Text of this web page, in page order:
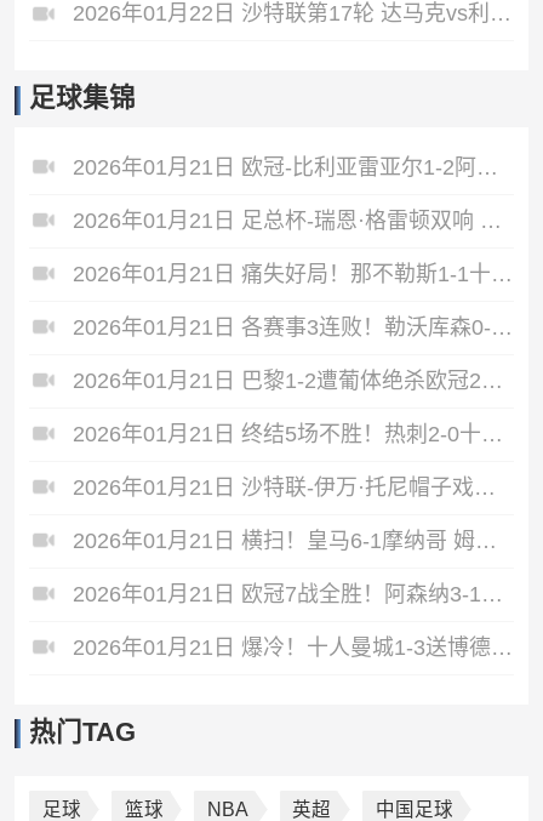
2026年01月22日 沙特联第17轮 达马克vs利雅得胜利 全场录像
足球集锦
2026年01月21日 欧冠-比利亚雷亚尔1-2阿贾克斯 7轮不胜仅积1分列倒数第二
2026年01月21日 足总杯-瑞恩·格雷顿双响 索尔福德城3-2斯文登晋级将战曼城
2026年01月21日 痛失好局！那不勒斯1-1十人哥本哈根 麦克托米奈破门德莱尼直红
2026年01月21日 各赛事3连败！勒沃库森0-2奥林匹亚科斯 药厂17射门+6射正未果
2026年01月21日 巴黎1-2遭葡体绝杀欧冠2轮不胜 巴黎3进球被吹苏亚雷斯双响+绝杀
2026年01月21日 终结5场不胜！热刺2-0十人多特位居欧冠第四 罗梅罗、索兰克破门
2026年01月21日 沙特联-伊万·托尼帽子戏法 吉达国民4-1赛哈特海湾
2026年01月21日 横扫！皇马6-1摩纳哥 姆巴佩双响维尼修斯造4球 阿韦洛亚欧冠首胜
2026年01月21日 欧冠7战全胜！阿森纳3-1送国米3连败 热苏斯双响约克雷斯世界波
2026年01月21日 爆冷！十人曼城1-3送博德闪耀首胜 罗德里染红曼城各赛事两连败
热门TAG
足球 篮球 NBA 英超 中国足球